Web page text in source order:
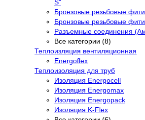
S"
Бронзовые резьбовые
Бронзовые резьбовые
Разъемные соединения
Все категории (8)
Теплоизляция вентиляционная
Energoflex
Теплоизоляция для труб
Изоляция Energocell
Изоляция Energomax
Изоляция Energopack
Изоляция K-Flex